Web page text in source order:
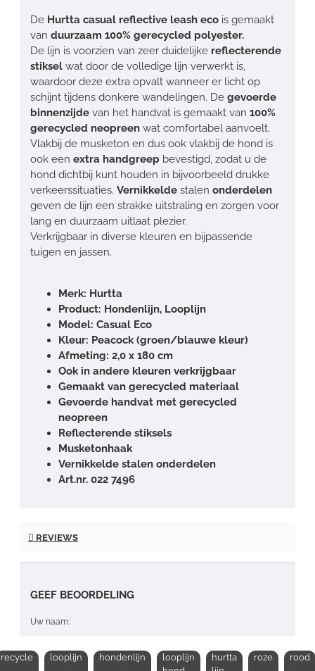
De Hurtta casual reflective leash eco is gemaakt
van duurzaam 100% gerecycled polyester.
De lijn is voorzien van zeer duidelijke reflecterende
stiksel wat door de volledige lijn verwerkt is,
waardoor deze extra opvalt wanneer er licht op
schijnt tijdens donkere wandelingen. De gevoerde
binnenzijde van het handvat is gemaakt van 100%
gerecycled neopreen wat comfortabel aanvoelt.
Vlakbij de musketon en dus ook vlakbij de hond is
ook een extra handgreep bevestigd, zodat u de
hond dichtbij kunt houden in bijvoorbeeld drukke
verkeerssituaties. Vernikkelde stalen onderdelen
geven de lijn een strakke uitstraling en zorgen voor
lang en duurzaam uitlaat plezier.
Verkrijgbaar in diverse kleuren en bijpassende
tuigen en jassen.
Merk: Hurtta
Product: Hondenlijn, Looplijn
Model: Casual Eco
Kleur: Peacock (groen/blauwe kleur)
Afmeting: 2,0 x 180 cm
Ook in andere kleuren verkrijgbaar
Gemaakt van gerecycled materiaal
Gevoerde handvat met gerecycled
neopreen
Reflecterende stiksels
Musketonhaak
Vernikkelde stalen onderdelen
Art.nr. 022 7496
REVIEWS
GEEF BEOORDELING
Uw naam:
Opmerking:
recycle looplijn hondenlijn
looplijn
hurtta
roze rood